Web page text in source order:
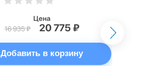
Цена
16 935 ₽
20 775 ₽
Добавить в корзину